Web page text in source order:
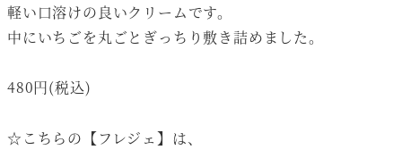
軽い口溶けの良いクリームです。
中にいちごを丸ごとぎっちり敷き詰めました。
480円(税込)
☆こちらの【フレジェ】は、